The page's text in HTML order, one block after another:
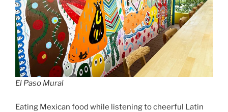
El Paso Mural
Eating Mexican food while listening to cheerful Latin